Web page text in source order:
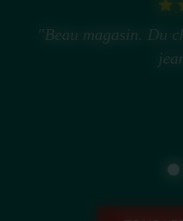
"Beau magasin. Du